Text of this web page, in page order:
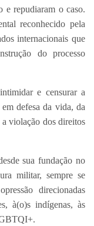
e repudiaram o caso.
reconhecido pela
internacionais que
do processo
e censurar a
defesa da vida, da
violação dos direitos
sua fundação no
militar, sempre se
direcionadas
à(o)s indígenas, às